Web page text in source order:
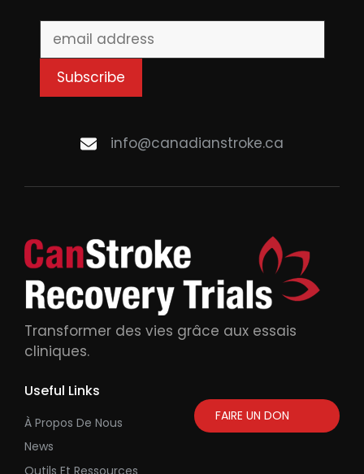
info@canadianstroke.ca
Transformer des vies grâce aux essais
cliniques.
Useful Links
À Propos De Nous
News
Outils Et Ressources
FAIRE UN DON